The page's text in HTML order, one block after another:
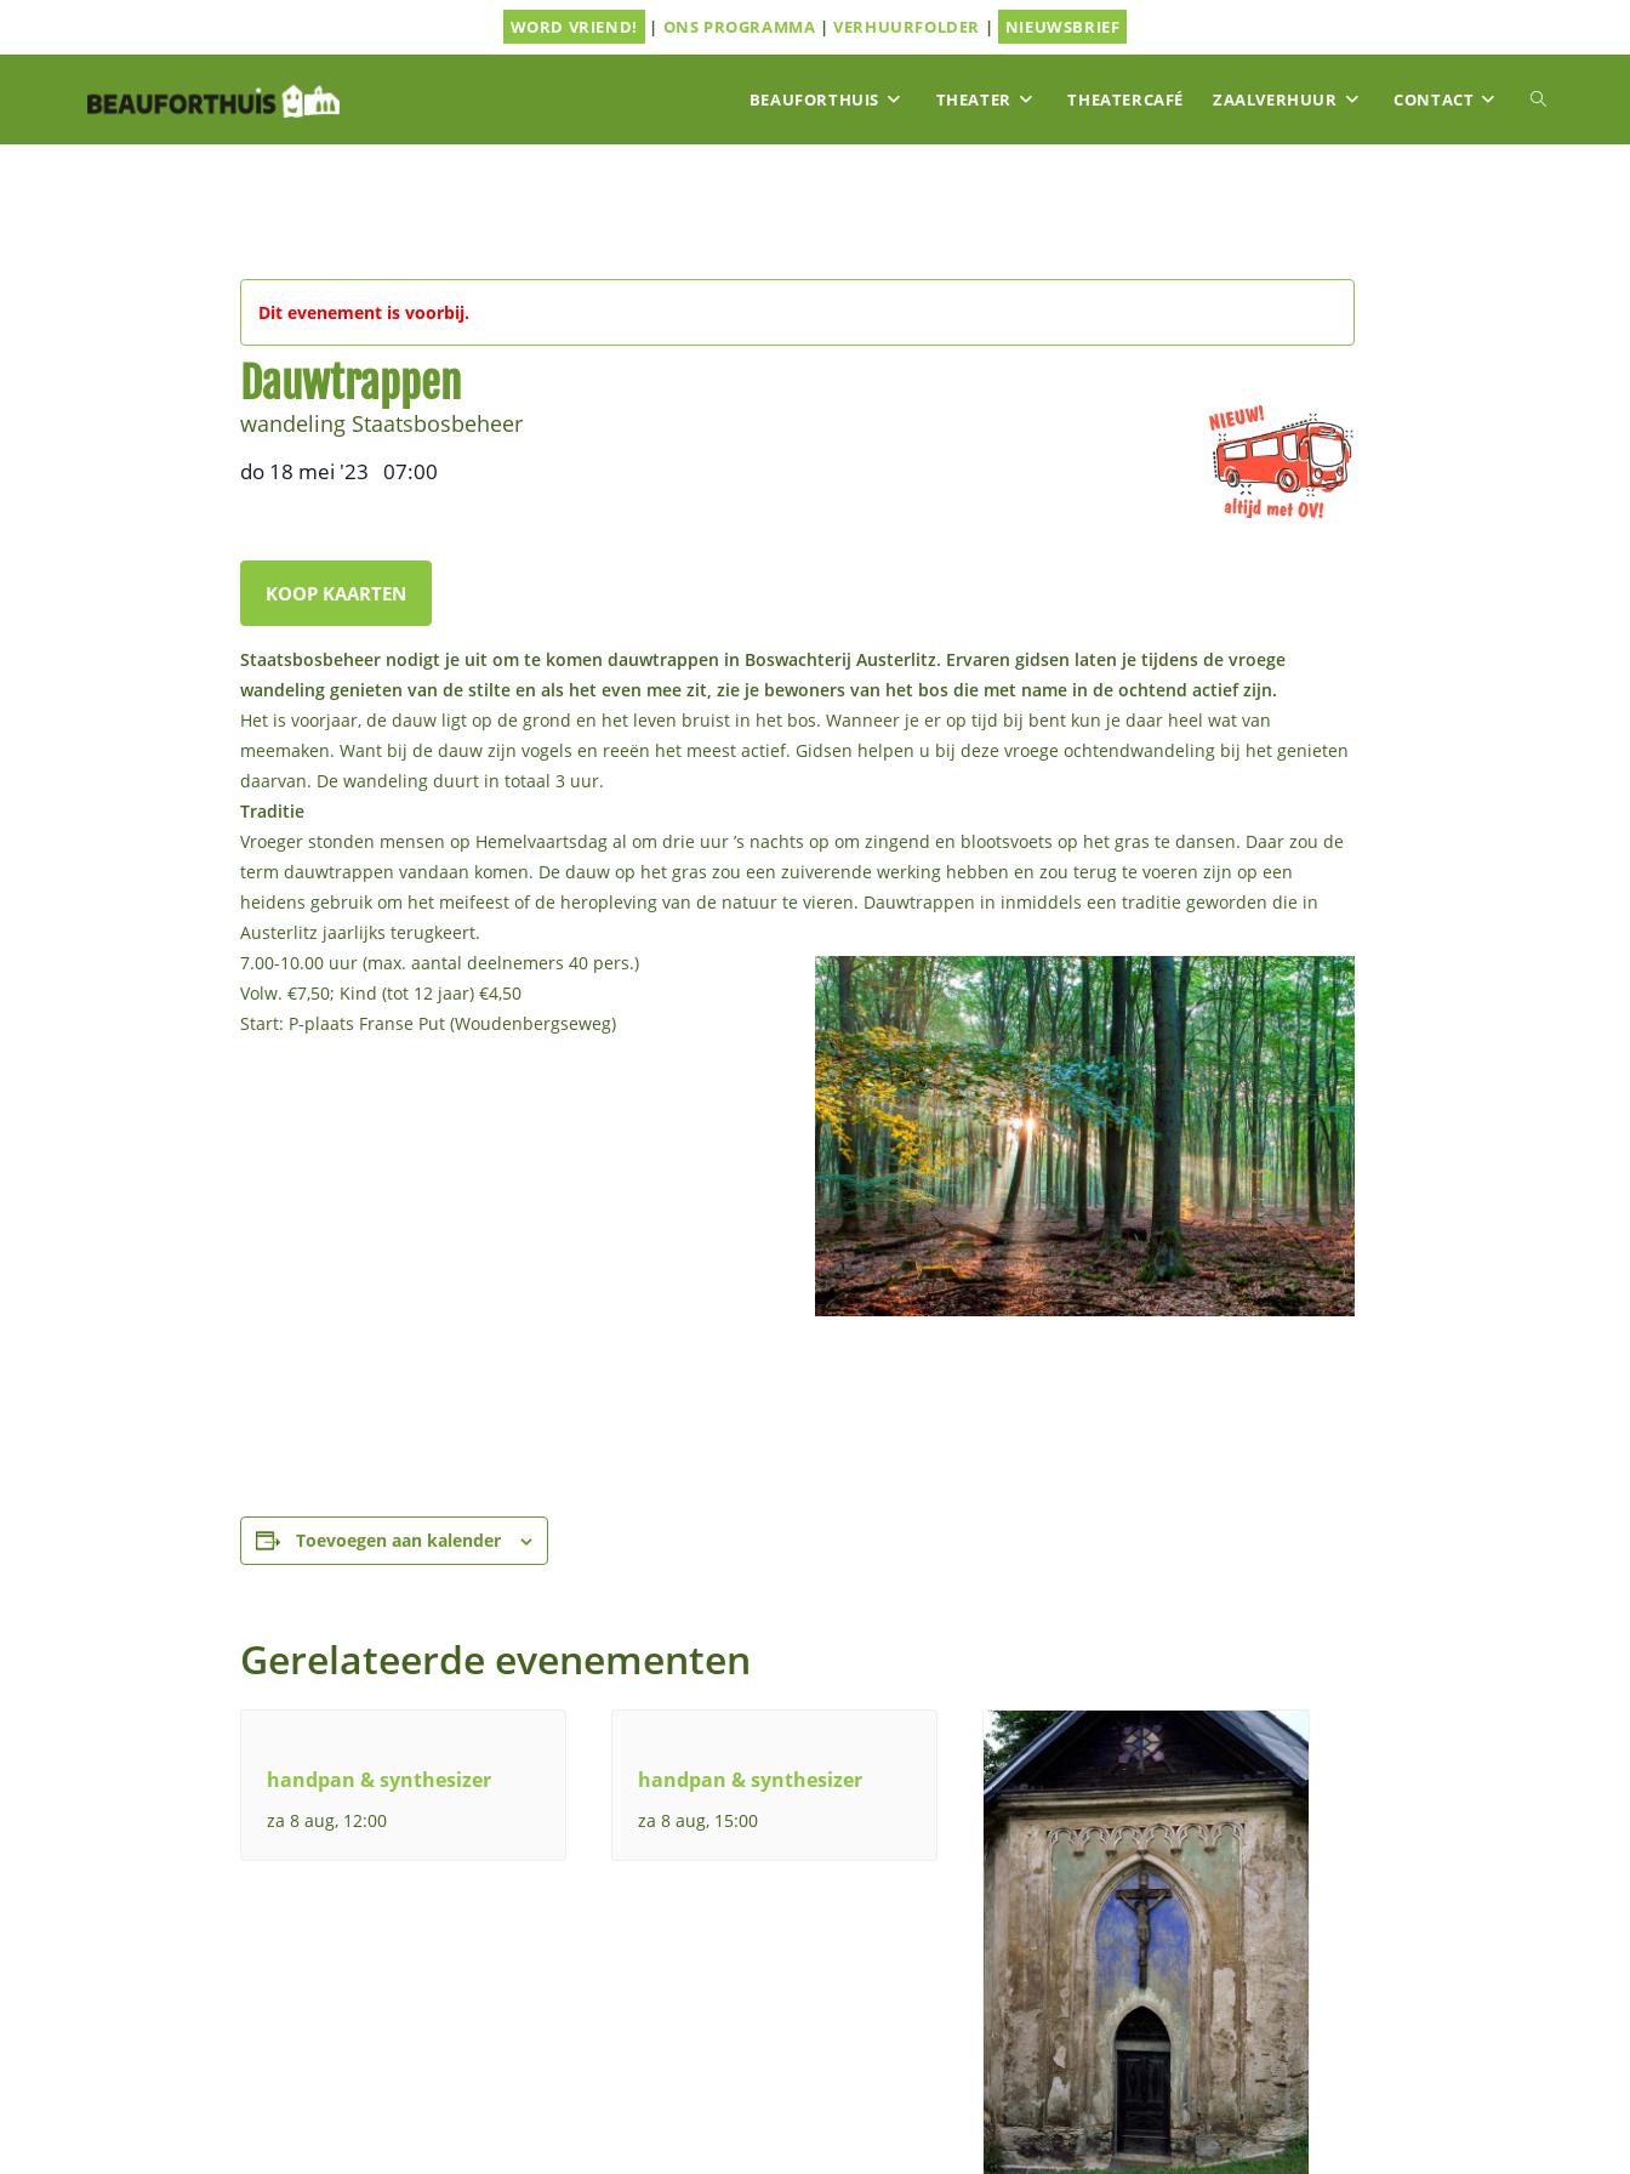
WORD VRIEND! | ONS PROGRAMMA |VERHUURFOLDER | NIEUWSBRIEF
BEAUFORTHUIS THEATER THEATERCAFÉ ZAALVERHUUR CONTACT TOGGLE
Dit evenement is voorbij.
Dauwtrappen
wandeling Staatsbosbeheer
do 18 mei '23 07:00
KOOP KAARTEN
Staatsbosbeheer nodigt je uit om te komen dauwtrappen in Boswachterij Austerlitz. Ervaren gidsen laten je tijdens de vroege
wandeling genieten van de stilte en als het even mee zit, zie je bewoners van het bos die met name in de ochtend actief zijn.
Het is voorjaar, de dauw ligt op de grond en het leven bruist in het bos. Wanneer je er op tijd bij bent kun je daar heel wat van
meemaken. Want bij de dauw zijn vogels en reeën het meest actief. Gidsen helpen u bij deze vroege ochtendwandeling bij het genieten
daarvan. De wandeling duurt in totaal 3 uur.
Traditie
Vroeger stonden mensen op Hemelvaartsdag al om drie uur ’s nachts op om zingend en blootsvoets op het gras te dansen. Daar zou de
term dauwtrappen vandaan komen. De dauw op het gras zou een zuiverende werking hebben en zou terug te voeren zijn op een
heidens gebruik om het meifeest of de heropleving van de natuur te vieren. Dauwtrappen in inmiddels een traditie geworden die in
Austerlitz jaarlijks terugkeert.
7.00-10.00 uur (max. aantal deelnemers 40 pers.)
Volw. €7,50; Kind (tot 12 jaar) €4,50
Start: P-plaats Franse Put (Woudenbergseweg)
Toevoegen aan kalender
Gerelateerde evenementen
handpan & synthesizer
za 8 aug, 12:00
handpan & synthesizer
za 8 aug, 15:00